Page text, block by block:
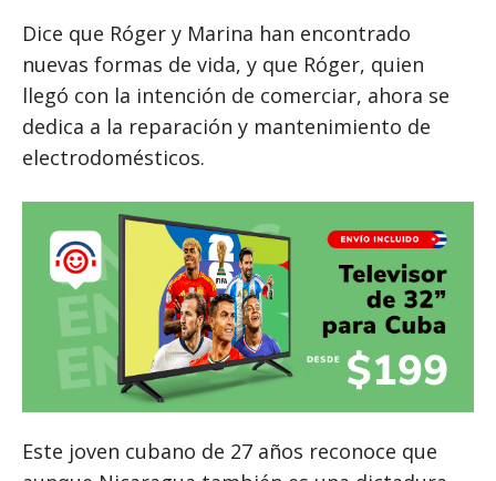
Dice que Róger y Marina han encontrado
nuevas formas de vida, y que Róger, quien
llegó con la intención de comerciar, ahora se
dedica a la reparación y mantenimiento de
electrodomésticos.
Este joven cubano de 27 años reconoce que